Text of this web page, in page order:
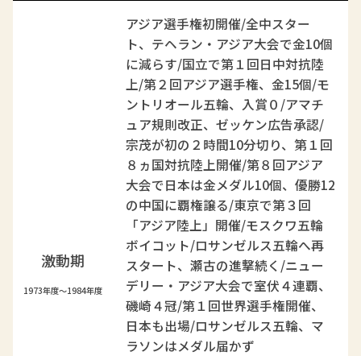
激動期
1973年度～1984年度
アジア選手権初開催/全中スター
ト、テヘラン・アジア大会で金10個
に減らす/国立で第１回日中対抗陸
上/第２回アジア選手権、金15個/モ
ントリオール五輪、入賞０/アマチ
ュア規則改正、ゼッケン広告承認/
宗茂が初の２時間10分切り、第１回
８ヵ国対抗陸上開催/第８回アジア
大会で日本は金メダル10個、優勝12
の中国に覇権譲る/東京で第３回
「アジア陸上」開催/モスクワ五輪
ボイコット/ロサンゼルス五輪へ再
スタート、瀬古の進撃続く/ニュー
デリー・アジア大会で室伏４連覇、
磯崎４冠/第１回世界選手権開催、
日本も出場/ロサンゼルス五輪、マ
ラソンはメダル届かず